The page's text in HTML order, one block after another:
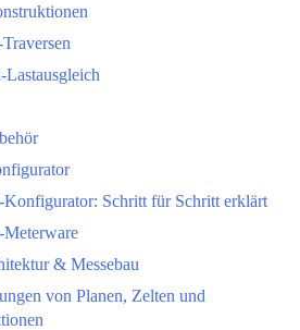
Lastausgleich
Konfigurator: Schritt für Schritt erklärt
& Messebau
von Planen, Zelten und